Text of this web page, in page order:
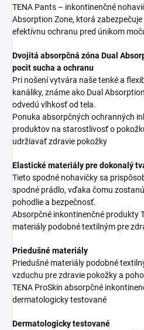
TENA Pants – inkontinenčné
Absorption Zone, ktorá
efektívnu ochranu pred únikom
Dvojitá absorpčná zóna Dual
pocit sucha a ochranu
Pri nošení vytvára naše tenké a
kanáliky, známe ako Dual
odvedú vlhkosť od tela.
Ponuka absorpčných ochranných
produktov na starostlivosť o
udržiavať zdravie pokožky
Elastické materiály pre dokonalý
Tieto spodné nohavičky sa
spodné prádlo, vďaka čomu
pohodlie a bezpečnosť.
Absorpčné inkontinenčné produkty
materiály podobné textilným pre
Priedušné materiály
Priedušné materiály podobné
vzduchu pre zdravie pokožky a
TENA ProSkin absorpčné
dermatologicky testované
Dermatologicky testované